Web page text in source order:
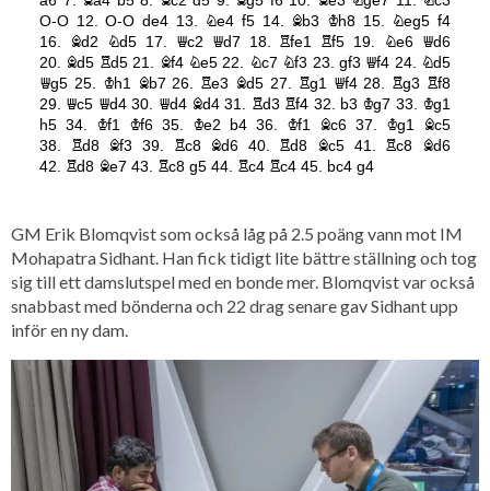
GM Erik Blomqvist som också låg på 2.5 poäng vann mot IM
Mohapatra Sidhant. Han fick tidigt lite bättre ställning och tog
sig till ett damslutspel med en bonde mer. Blomqvist var också
snabbast med bönderna och 22 drag senare gav Sidhant upp
inför en ny dam.